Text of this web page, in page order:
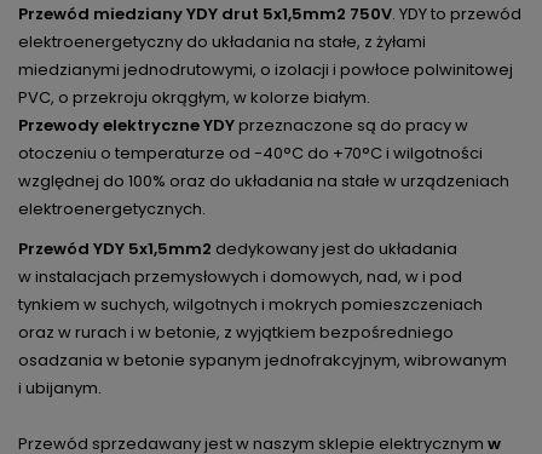
Przewód miedziany YDY drut 5x1,5mm2 750V. YDY to przewód
elektroenergetyczny do układania na stałe, z żyłami
miedzianymi jednodrutowymi, o izolacji i powłoce polwinitowej
PVC, o przekroju okrągłym, w kolorze białym.
Przewody elektryczne YDYprzeznaczone są do pracy w
otoczeniu o temperaturze od -40°C do +70°C i wilgotności
względnej do 100% oraz do układania na stałe w urządzeniach
elektroenergetycznych.
Przewód YDY 5x1,5mm2 dedykowany jest do układania
w instalacjach przemysłowych i domowych, nad, w i pod
tynkiem w suchych, wilgotnych i mokrych pomieszczeniach
oraz w rurach i w betonie, z wyjątkiem bezpośredniego
osadzania w betonie sypanym jednofrakcyjnym, wibrowanym
i ubijanym.
Przewód sprzedawany jest w naszym sklepie elektrycznym w